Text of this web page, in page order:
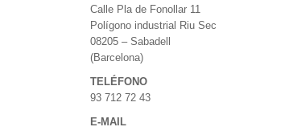
Calle Pla de Fonollar 11
Polígono industrial Riu Sec
08205 – Sabadell
(Barcelona)
TELÉFONO
93 712 72 43
E-MAIL